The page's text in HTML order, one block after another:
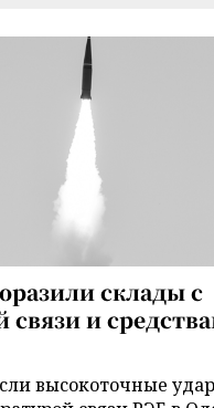
склады с
связи и
высокоточные